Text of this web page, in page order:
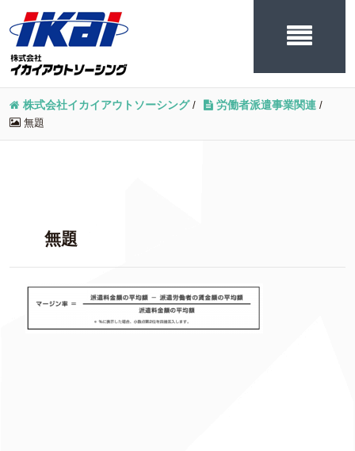
株式会社イカイアウトソーシング/ 労働者派遣事業関連 /
無題
無題